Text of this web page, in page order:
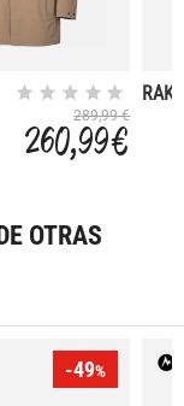
289,99 €
260,99 €
OTRAS
-49%